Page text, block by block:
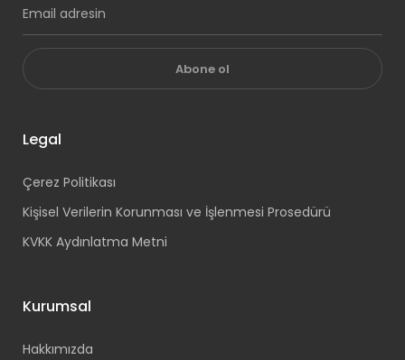
Abone ol
Legal
Çerez Politikası
Kişisel Verilerin Korunması ve İşlenmesi Prosedürü
KVKK Aydınlatma Metni
Kurumsal
Hakkımızda